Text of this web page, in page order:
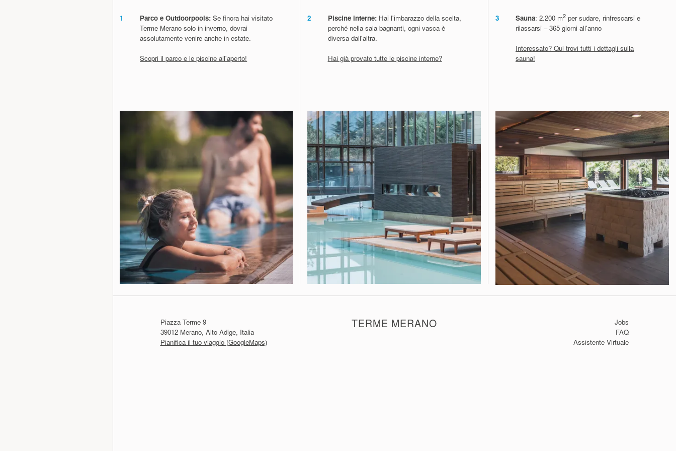
1 Parco e Outdoorpools: Se finora hai visitato
Terme Merano solo in inverno, dovrai
assolutamente venire anche in estate.
Scopri il parco e le piscine all'aperto!
2 Piscine interne:Hai l'imbarazzo della scelta,
perché nella sala bagnanti, ogni vasca è
diversa dall'altra.
Hai già provato tutte le piscine interne?
3 Sauna: 2.200 m2per sudare, rinfrescarsi e
rilassarsi – 365 giorni all'anno
Interessato? Qui trovi tutti i dettagli sulla
sauna!
Piazza Terme 9
39012 Merano, Alto Adige, Italia
Pianifica il tuo viaggio (GoogleMaps)
TERME MERANO
Jobs
FAQ
Assistente Virtuale